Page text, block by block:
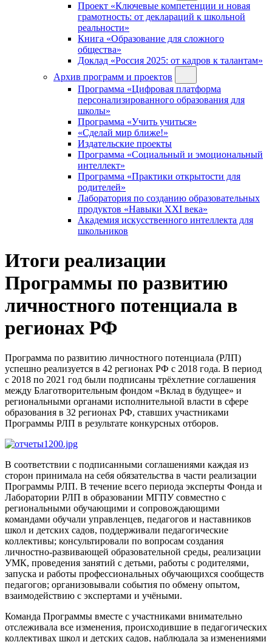
Проект «Ключевые компетенции и новая
грамотность: от деклараций к школьной
реальности»
Книга «Образование для сложного
общества»
Доклад «Россия 2025: от кадров к талантам»
Архив программ и проектов
Программа «Цифровая платформа
персонализированного образования для
школы»
Программа «Учить учиться»
«Сделай мир ближе!»
Издательские проекты
Программа «Социальный и эмоциональный
интеллект»
Программа «Практики открытости для
родителей»
Лаборатория по созданию образовательных
продуктов «Навыки XXI века»
Академия искусственного интеллекта для
школьников
Итоги реализации
Программы по развитию
личностного потенциала в
регионах РФ
Программа по развитию личностного потенциала (РЛП)
успешно реализуется в 42 регионах РФ c 2018 года. В период
с 2018 по 2021 год были подписаны трёхлетние соглашения
между Благотворительным фондом «Вклад в будущее» и
региональными органами исполнительной власти в сфере
образования в 32 регионах РФ, ставших участниками
Программы РЛП в результате конкурсных отборов.
В соответствии с подписанными соглашениями каждая из
сторон принимала на себя обязательства в части реализации
Программы РЛП. В течение всего периода эксперты Фонда и
Лаборатории РЛП в образовании МГПУ совместно с
региональными обучающими и сопровождающими
командами обучали управленцев, педагогов и наставников
школ и детских садов, поддерживали педагогические
коллективы; консультировали по вопросам создания
личностно-развивающей образовательной среды, реализации
УМК, проведения занятий с детьми, работы с родителями,
запуска и работы профессиональных обучающихся сообществ
педагогов; организовывали события по обмену опытом,
взаимодействию с экспертами и учёными.
Команда Программы вместе с участниками внимательно
отслеживала все изменения, происходившие в педагогических
коллективах школ и детских садов, наблюдала за изменениями